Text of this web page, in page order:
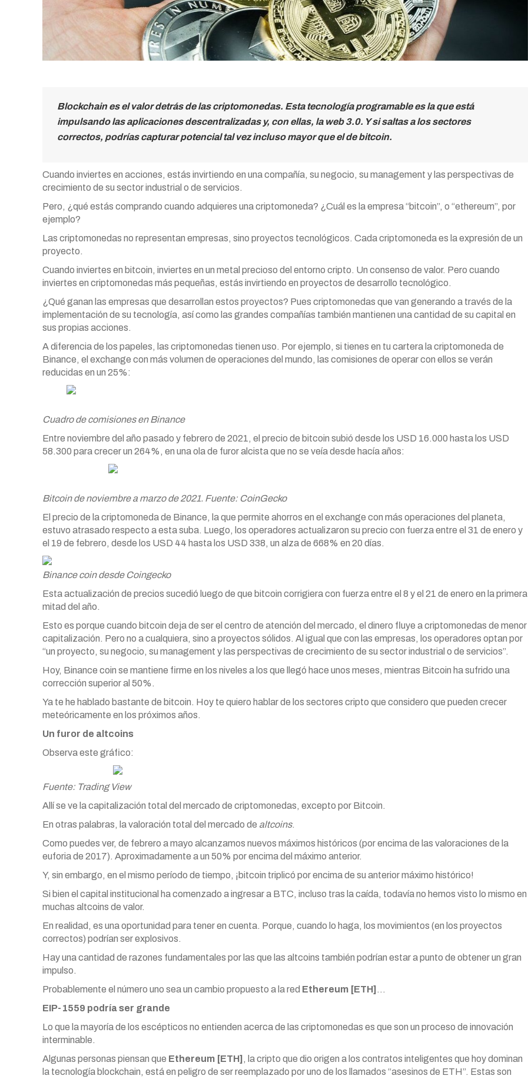
Blockchain es el valor detrás de las criptomonedas. Esta tecnología programable es la que está
impulsando las aplicaciones descentralizadas y, con ellas, la web 3.0. Y si saltas a los sectores
correctos, podrías capturar potencial tal vez incluso mayor que el de bitcoin.
Cuando inviertes en acciones, estás invirtiendo en una compañía, su negocio, su management y las perspectivas de
crecimiento de su sector industrial o de servicios.
Pero, ¿qué estás comprando cuando adquieres una criptomoneda? ¿Cuál es la empresa “bitcoin”, o “ethereum”, por
ejemplo?
Las criptomonedas no representan empresas, sino proyectos tecnológicos. Cada criptomoneda es la expresión de un
proyecto.
Cuando inviertes en bitcoin, inviertes en un metal precioso del entorno cripto. Un consenso de valor. Pero cuando
inviertes en criptomonedas más pequeñas, estás invirtiendo en proyectos de desarrollo tecnológico.
¿Qué ganan las empresas que desarrollan estos proyectos? Pues criptomonedas que van generando a través de la
implementación de su tecnología, así como las grandes compañías también mantienen una cantidad de su capital en
sus propias acciones.
A diferencia de los papeles, las criptomonedas tienen uso. Por ejemplo, si tienes en tu cartera la criptomoneda de
Binance, el exchange con más volumen de operaciones del mundo, las comisiones de operar con ellos se verán
reducidas en un 25%:
Cuadro de comisiones en Binance
Entre noviembre del año pasado y febrero de 2021, el precio de bitcoin subió desde los USD 16.000 hasta los USD
58.300 para crecer un 264%, en una ola de furor alcista que no se veía desde hacía años:
Bitcoin de noviembre a marzo de 2021. Fuente: CoinGecko
El precio de la criptomoneda de Binance, la que permite ahorros en el exchange con más operaciones del planeta,
estuvo atrasado respecto a esta suba. Luego, los operadores actualizaron su precio con fuerza entre el 31 de enero y
el 19 de febrero, desde los USD 44 hasta los USD 338, un alza de 668% en 20 días.
Binance coin desde Coingecko
Esta actualización de precios sucedió luego de que bitcoin corrigiera con fuerza entre el 8 y el 21 de enero en la primera
mitad del año.
Esto es porque cuando bitcoin deja de ser el centro de atención del mercado, el dinero fluye a criptomonedas de menor
capitalización. Pero no a cualquiera, sino a proyectos sólidos. Al igual que con las empresas, los operadores optan por
“un proyecto, su negocio, su management y las perspectivas de crecimiento de su sector industrial o de servicios”.
Hoy, Binance coin se mantiene firme en los niveles a los que llegó hace unos meses, mientras Bitcoin ha sufrido una
corrección superior al 50%.
Ya te he hablado bastante de bitcoin. Hoy te quiero hablar de los sectores cripto que considero que pueden crecer
meteóricamente en los próximos años.
Un furor de altcoins
Observa este gráfico:
Fuente: Trading View
Allí se ve la capitalización total del mercado de criptomonedas, excepto por Bitcoin.
En otras palabras, la valoración total del mercado de altcoins.
Como puedes ver, de febrero a mayo alcanzamos nuevos máximos históricos (por encima de las valoraciones de la
euforia de 2017). Aproximadamente a un 50% por encima del máximo anterior.
Y, sin embargo, en el mismo período de tiempo, ¡bitcoin triplicó por encima de su anterior máximo histórico!
Si bien el capital institucional ha comenzado a ingresar a BTC, incluso tras la caída, todavía no hemos visto lo mismo en
muchas altcoins de valor.
En realidad, es una oportunidad para tener en cuenta. Porque, cuando lo haga, los movimientos (en los proyectos
correctos) podrían ser explosivos.
Hay una cantidad de razones fundamentales por las que las altcoins también podrían estar a punto de obtener un gran
impulso.
Probablemente el número uno sea un cambio propuesto a la red Ethereum [ETH] …
EIP-1559 podría ser grande
Lo que la mayoría de los escépticos no entienden acerca de las criptomonedas es que son un proceso de innovación
interminable.
Algunas personas piensan que Ethereum [ETH] , la cripto que dio origen a los contratos inteligentes que hoy dominan
la tecnología blockchain, está en peligro de ser reemplazado por uno de los llamados “asesinos de ETH”. Estas son